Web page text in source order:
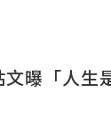
曝「人生